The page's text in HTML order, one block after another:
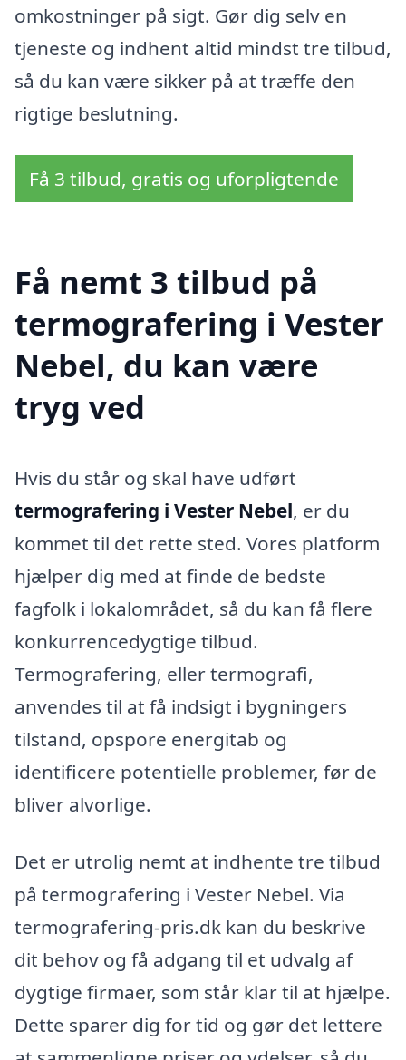
omkostninger på sigt. Gør dig selv en
tjeneste og indhent altid mindst tre tilbud,
så du kan være sikker på at træffe den
rigtige beslutning.
Få 3 tilbud, gratis og uforpligtende
Få nemt 3 tilbud på
termografering i Vester
Nebel, du kan være
tryg ved
Hvis du står og skal have udført
termografering i Vester Nebel, er du
kommet til det rette sted. Vores platform
hjælper dig med at finde de bedste
fagfolk i lokalområdet, så du kan få flere
konkurrencedygtige tilbud.
Termografering, eller termografi,
anvendes til at få indsigt i bygningers
tilstand, opspore energitab og
identificere potentielle problemer, før de
bliver alvorlige.
Det er utrolig nemt at indhente tre tilbud
på termografering i Vester Nebel. Via
termografering-pris.dk kan du beskrive
dit behov og få adgang til et udvalg af
dygtige firmaer, som står klar til at hjælpe.
Dette sparer dig for tid og gør det lettere